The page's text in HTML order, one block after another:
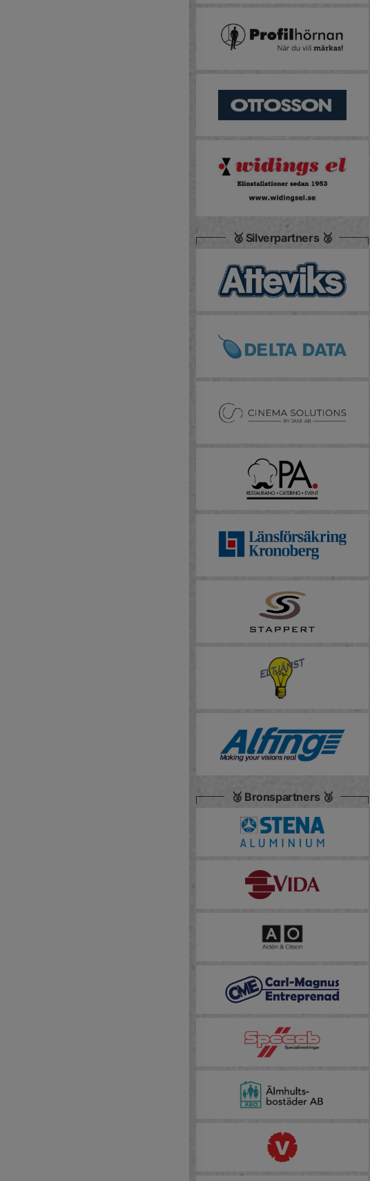
🥈 Silverpartners 🥈
🥉 Bronspartners 🥉